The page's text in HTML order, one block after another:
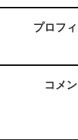
プロフ
コメ